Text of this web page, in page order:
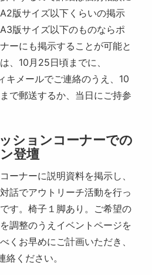
版サイズ以下くらいの掲示
版サイズ以下のものならポ
ーにも掲示することが可能と
、10月25日頃までに、
キメールでご連絡のうえ、10
で郵送するか、当日にご持参
ションコーナーでの
登壇
ーナーに説明資料を掲示し、
話でアウトリーチ活動を行っ
す。椅子１脚あり。ご希望の
調整のうえイベントページを
くお早めにご計画いただき、
ください。